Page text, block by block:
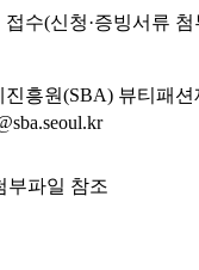
수(신청·증빙서류
흥원(SBA) 뷰티패션
파일 참조